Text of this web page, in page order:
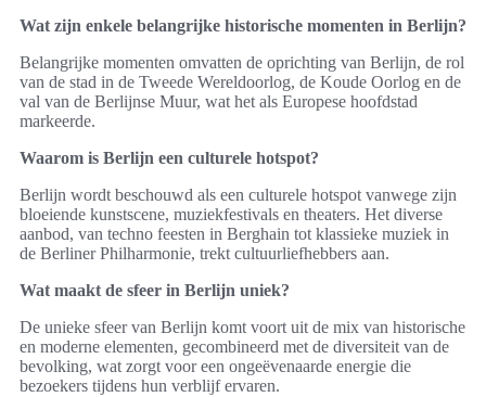
Wat zijn enkele belangrijke historische momenten in Berlijn?
Belangrijke momenten omvatten de oprichting van Berlijn, de rol
van de stad in de Tweede Wereldoorlog, de Koude Oorlog en de
val van de Berlijnse Muur, wat het als Europese hoofdstad
markeerde.
Waarom is Berlijn een culturele hotspot?
Berlijn wordt beschouwd als een culturele hotspot vanwege zijn
bloeiende kunstscene, muziekfestivals en theaters. Het diverse
aanbod, van techno feesten in Berghain tot klassieke muziek in
de Berliner Philharmonie, trekt cultuurliefhebbers aan.
Wat maakt de sfeer in Berlijn uniek?
De unieke sfeer van Berlijn komt voort uit de mix van historische
en moderne elementen, gecombineerd met de diversiteit van de
bevolking, wat zorgt voor een ongeëvenaarde energie die
bezoekers tijdens hun verblijf ervaren.